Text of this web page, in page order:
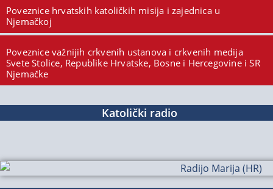
Poveznice hrvatskih katoličkih misija i zajednica u
Njemačkoj
Poveznice važnijih crkvenih ustanova i crkvenih medija
Svete Stolice, Republike Hrvatske, Bosne i Hercegovine i SR
Njemačke
Katolički radio